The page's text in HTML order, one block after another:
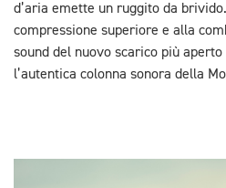
d’aria emette un ruggito da
compressione superiore e alla
sound del nuovo scarico più
l’autentica colonna sonora della